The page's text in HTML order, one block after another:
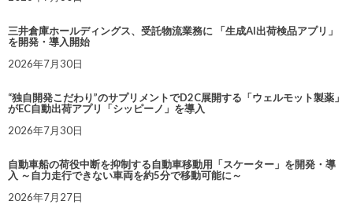
三井倉庫ホールディングス、受託物流業務に 「生成AI出荷検品アプリ」
を開発・導入開始
2026年7月30日
“独自開発こだわり”のサプリメントでD2C展開する「ウェルモット製薬」
がEC自動出荷アプリ「シッピーノ」を導入
2026年7月30日
自動車船の荷役中断を抑制する自動車移動用「スケーター」を開発・導
入 ～自力走行できない車両を約5分で移動可能に～
2026年7月27日